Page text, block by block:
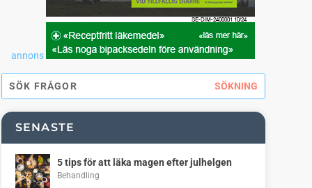
annons
SENASTE
5 tips för att läka magen efter julhelgen
Behandling